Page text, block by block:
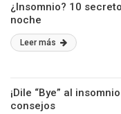
¿Insomnio? 10
noche
Leer más
¡Dile “Bye” al
consejos